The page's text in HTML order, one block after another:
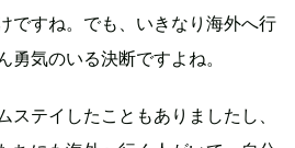
ですね。でも、いきなり海外へ行
勇気のいる決断ですよね。
ステイしたこともありましたし、